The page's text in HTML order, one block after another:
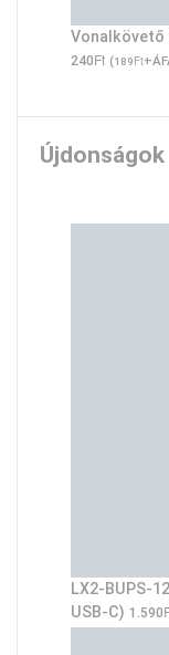
240Ft (189Ft
Újdonságok
LX2-BUPS-
USB-C) 1.590